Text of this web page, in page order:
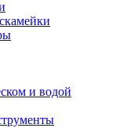
и водой